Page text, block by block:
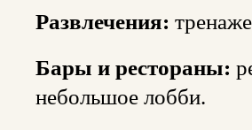
Развлечения:
Бары и рестораны:
небольшое лобби.